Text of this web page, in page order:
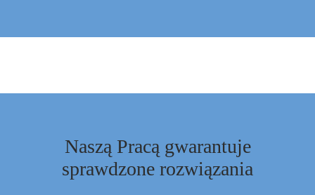
Naszą Pracą gwarantuje
sprawdzone rozwiązania